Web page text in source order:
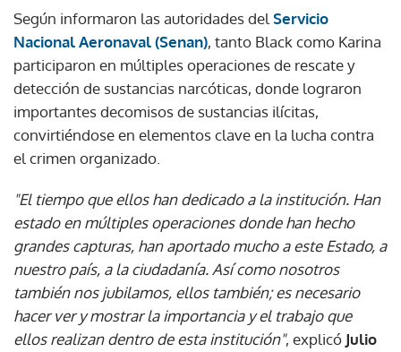
Según informaron las autoridades del Servicio
Nacional Aeronaval (Senan), tanto Black como Karina
participaron en múltiples operaciones de rescate y
detección de sustancias narcóticas, donde lograron
importantes decomisos de sustancias ilícitas,
convirtiéndose en elementos clave en la lucha contra
el crimen organizado.
"El tiempo que ellos han dedicado a la institución. Han
estado en múltiples operaciones donde han hecho
grandes capturas, han aportado mucho a este Estado, a
nuestro país, a la ciudadanía. Así como nosotros
también nos jubilamos, ellos también; es necesario
hacer ver y mostrar la importancia y el trabajo que
ellos realizan dentro de esta institución", explicó Julio